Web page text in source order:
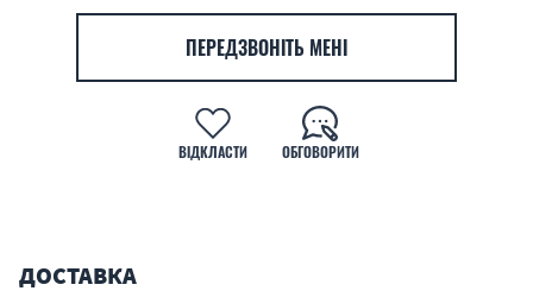
ПЕРЕДЗВОНІТЬ МЕНІ
ВІДКЛАСТИ ОБГОВОРИТИ
ДОСТАВКА